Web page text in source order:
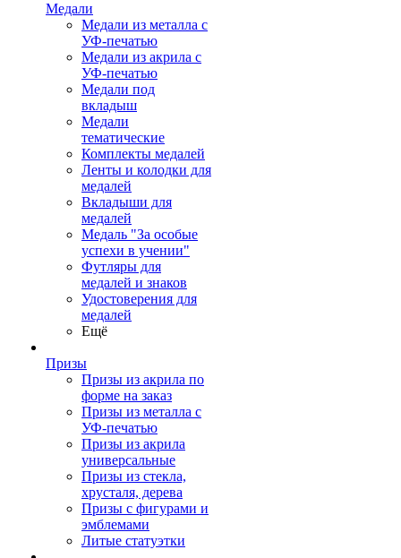
Медали
Медали из металла с
УФ-печатью
Медали из акрила с
УФ-печатью
Медали под
вкладыш
Медали
тематические
Комплекты медалей
Ленты и колодки для
медалей
Вкладыши для
медалей
Медаль "За особые
успехи в учении"
Футляры для
медалей и знаков
Удостоверения для
медалей
Ещё
Призы
Призы из акрила по
форме на заказ
Призы из металла с
УФ-печатью
Призы из акрила
универсальные
Призы из стекла,
хрусталя, дерева
Призы с фигурами и
эмблемами
Литые статуэтки